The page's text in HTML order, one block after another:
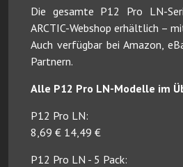
Die gesamte P12 Pro LN-
ARCTIC-Webshop erhältlich –
Auch verfügbar bei Amazon,
Partnern.
Alle P12 Pro LN-Modelle im
P12 Pro LN:
8,69 € 14,49 €
P12 Pro LN - 5 Pack: